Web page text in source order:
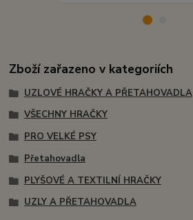
Zboží zařazeno v kategoriích
UZLOVÉ HRAČKY A PŘETAHOVADLA
VŠECHNY HRAČKY
PRO VELKÉ PSY
Přetahovadla
PLYŠOVÉ A TEXTILNÍ HRAČKY
UZLY A PŘETAHOVADLA